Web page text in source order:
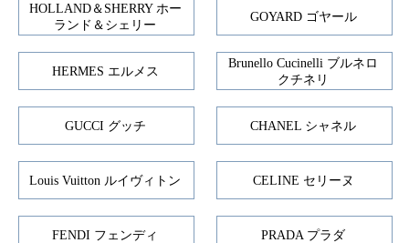
HOLLAND＆SHERRY ホー
ランド＆シェリー
GOYARD ゴヤール
HERMES エルメス
Brunello Cucinelli ブルネロ
クチネリ
GUCCI グッチ CHANEL シャネル
Louis Vuitton ルイヴィトン CELINE セリーヌ
FENDI フェンディ PRADA プラダ